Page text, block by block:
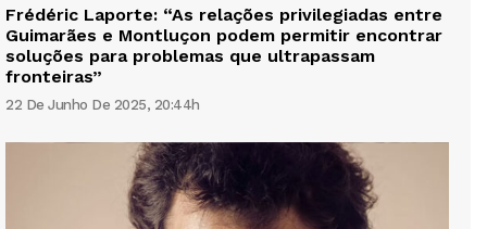
Frédéric Laporte: “As relações privilegiadas entre
Guimarães e Montluçon podem permitir encontrar
soluções para problemas que ultrapassam
fronteiras”
22 De Junho De 2025, 20:44h